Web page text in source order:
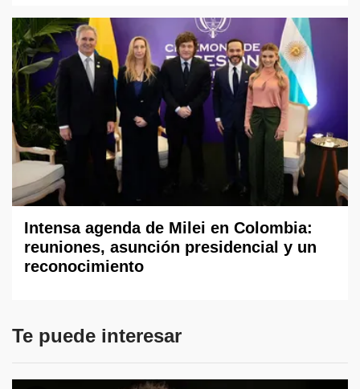
Intensa agenda de Milei en Colombia:
reuniones, asunción presidencial y un
reconocimiento
Te puede interesar